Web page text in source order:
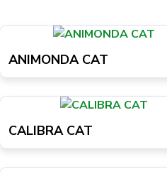
ANIMONDA CAT
CALIBRA CAT